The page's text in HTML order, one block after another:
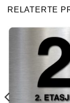
RELATERTE